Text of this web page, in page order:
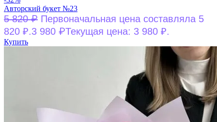
Авторский букет №23
5 820₽ Первоначальная цена составляла 5
820 ₽.3 980 ₽Текущая цена: 3 980 ₽.
Купить